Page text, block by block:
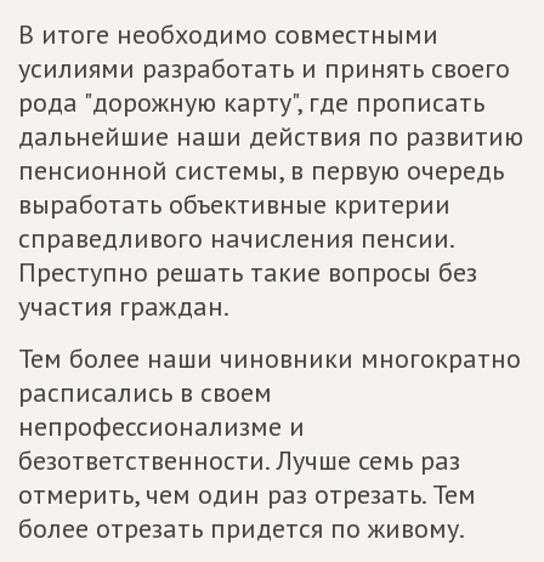
В итоге необходимо совместными
усилиями разработать и принять своего
рода "дорожную карту", где прописать
дальнейшие наши действия по развитию
пенсионной системы, в первую очередь
выработать объективные критерии
справедливого начисления пенсии.
Преступно решать такие вопросы без
участия граждан.
Тем более наши чиновники многократно
расписались в своем
непрофессионализме и
безответственности. Лучше семь раз
отмерить, чем один раз отрезать. Тем
более отрезать придется по живому.